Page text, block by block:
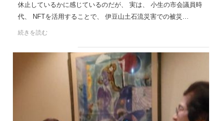
休止しているかに感じているのだが、 実は、 小生の市会議員時
代、 NFTを活用することで、 伊豆山土石流災害での被災…
続きを読む